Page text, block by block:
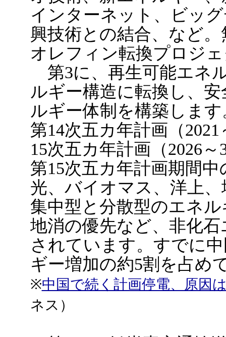
インターネット、ビッ
興技術との結合、など
オレフィン転換プロジ
第3に、再生可能エネ
ルギー構造に転換し、
ルギー体制を構築しま
第14次五カ年計画（
15次五カ年計画（2026
第15次五カ年計画期間
光、バイオマス、洋上
集中型と分散型のエネ
地消の優先など、非化
されています。すでに
ギー増加の約5割を占め
※中国で続く計画停電、原因
ネス）